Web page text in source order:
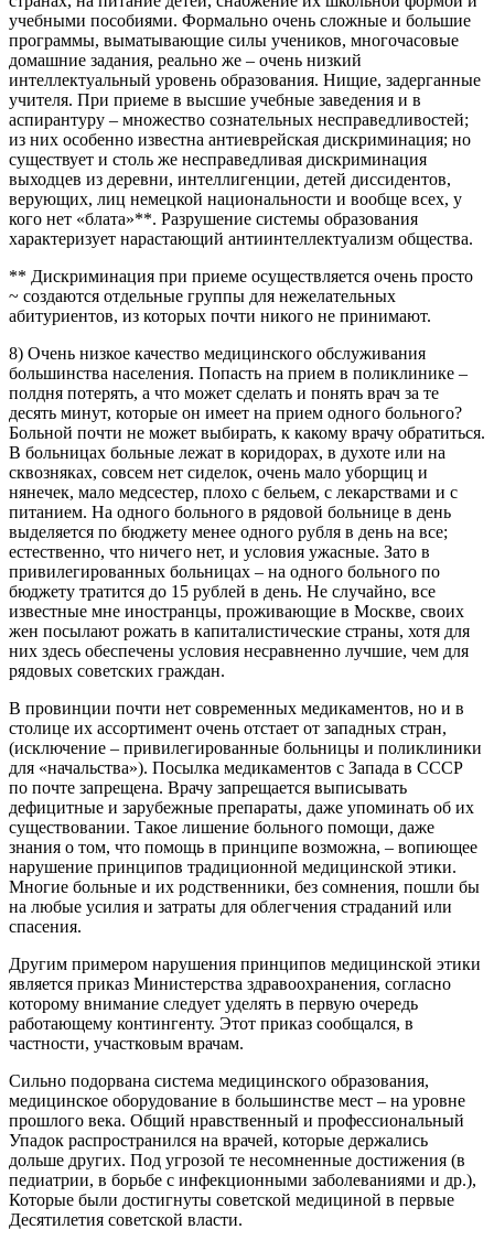
учебными пособиями. Формально очень сложные и большие
программы, выматывающие силы учеников, многочасовые
домашние задания, реально же – очень низкий
интеллектуальный уровень образования. Нищие, задерганные
учителя. При приеме в высшие учебные заведения и в
аспирантуру – множество сознательных несправедливостей;
из них особенно известна антиеврейская дискриминация; но
существует и столь же несправедливая дискриминация
выходцев из деревни, интеллигенции, детей диссидентов,
верующих, лиц немецкой национальности и вообще всех, у
кого нет «блата»**. Разрушение системы образования
характеризует нарастающий антиинтеллектуализм общества.
** Дискриминация при приеме осуществляется очень просто
~ создаются отдельные группы для нежелательных
абитуриентов, из которых почти никого не принимают.
8) Очень низкое качество медицинского обслуживания
большинства населения. Попасть на прием в поликлинике –
полдня потерять, а что может сделать и понять врач за те
десять минут, которые он имеет на прием одного больного?
Больной почти не может выбирать, к какому врачу обратиться.
В больницах больные лежат в коридорах, в духоте или на
сквозняках, совсем нет сиделок, очень мало уборщиц и
нянечек, мало медсестер, плохо с бельем, с лекарствами и с
питанием. На одного больного в рядовой больнице в день
выделяется по бюджету менее одного рубля в день на все;
естественно, что ничего нет, и условия ужасные. Зато в
привилегированных больницах – на одного больного по
бюджету тратится до 15 рублей в день. Не случайно, все
известные мне иностранцы, проживающие в Москве, своих
жен посылают рожать в капиталистические страны, хотя для
них здесь обеспечены условия несравненно лучшие, чем для
рядовых советских граждан.
В провинции почти нет современных медикаментов, но и в
столице их ассортимент очень отстает от западных стран,
(исключение – привилегированные больницы и поликлиники
для «начальства»). Посылка медикаментов с Запада в СССР
по почте запрещена. Врачу запрещается выписывать
дефицитные и зарубежные препараты, даже упоминать об их
существовании. Такое лишение больного помощи, даже
знания о том, что помощь в принципе возможна, – вопиющее
нарушение принципов традиционной медицинской этики.
Многие больные и их родственники, без сомнения, пошли бы
на любые усилия и затраты для облегчения страданий или
спасения.
Другим примером нарушения принципов медицинской этики
является приказ Министерства здравоохранения, согласно
которому внимание следует уделять в первую очередь
работающему контингенту. Этот приказ сообщался, в
частности, участковым врачам.
Сильно подорвана система медицинского образования,
медицинское оборудование в большинстве мест – на уровне
прошлого века. Общий нравственный и профессиональный
Упадок распространился на врачей, которые держались
дольше других. Под угрозой те несомненные достижения (в
педиатрии, в борьбе с инфекционными заболеваниями и др.),
Которые были достигнуты советской медициной в первые
Десятилетия советской власти.